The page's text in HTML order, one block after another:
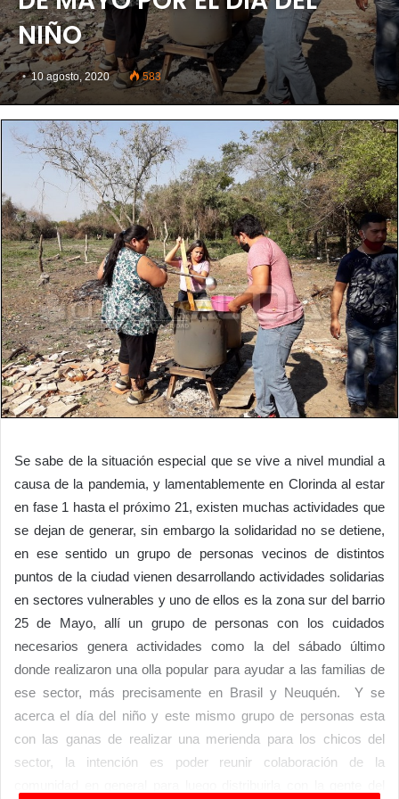
NIÑO
10 agosto, 2020 583
Se sabe de la situación especial que se vive a nivel mundial a
causa de la pandemia, y lamentablemente en Clorinda al estar
en fase 1 hasta el próximo 21, existen muchas actividades que
se dejan de generar, sin embargo la solidaridad no se detiene,
en ese sentido un grupo de personas vecinos de distintos
puntos de la ciudad vienen desarrollando actividades solidarias
en sectores vulnerables y uno de ellos es la zona sur del barrio
25 de Mayo, allí un grupo de personas con los cuidados
necesarios genera actividades como la del sábado último
donde realizaron una olla popular para ayudar a las familias de
ese sector, más precisamente en Brasil y Neuquén. Y se
acerca el día del niño y este mismo grupo de personas esta
con las ganas de realizar una merienda para los chicos del
sector, la intención es poder reunir colaboración de la